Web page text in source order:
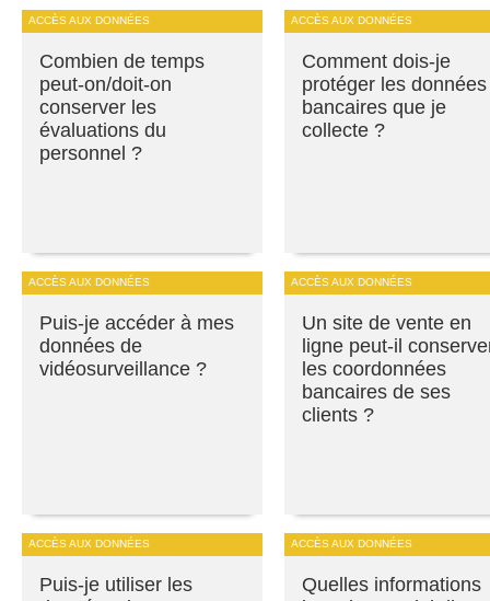
ACCÈS AUX DONNÉES
Combien de temps
peut-on/doit-on
conserver les
évaluations du
personnel ?
ACCÈS AUX DONNÉES
Comment dois-je
protéger les données
bancaires que je
collecte ?
ACCÈS AUX DONNÉES
Puis-je accéder à mes
données de
vidéosurveillance ?
ACCÈS AUX DONNÉES
Un site de vente en
ligne peut-il
les coordonnées
bancaires de ses
clients ?
ACCÈS AUX DONNÉES
Puis-je utiliser les
ACCÈS AUX DONNÉES
Quelles informations